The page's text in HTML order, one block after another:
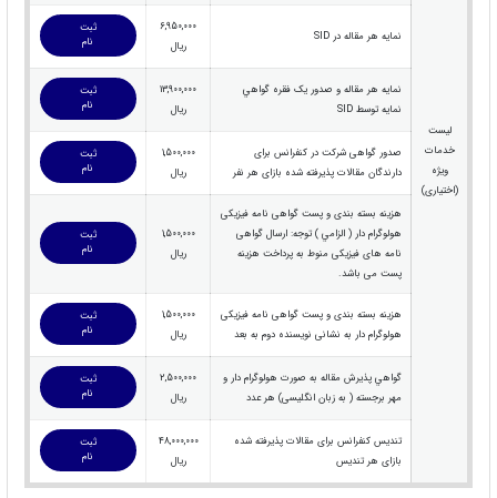
لیست
خدمات
ویژه
(اختیاری)
نمایه هر مقاله در SID
6,950,000
ریال
ثبت
نام
نمايه هر مقاله و صدور یک فقره گواهي
نمايه توسط SID
13,900,000
ریال
ثبت
نام
صدور گواهی شرکت در کنفرانس برای
دارندگان مقالات پذیرفته شده بازای هر نفر
1,500,000
ریال
ثبت
نام
هزینه بسته بندی و پست گواهی نامه فیزیکی
هولوگرام دار ( الزامي ) توجه: ارسال گواهی
نامه های فیزیکی منوط به پرداخت هزینه
پست می باشد.
1,500,000
ریال
ثبت
نام
هزینه بسته بندی و پست گواهی نامه فیزیکی
هولوگرام دار به نشانی نویسنده دوم به بعد
1,500,000
ریال
ثبت
نام
گواهي پذیرش مقاله به صورت هولوگرام دار و
مهر برجسته ( به زبان انگلیسی) هر عدد
2,500,000
ریال
ثبت
نام
تندیس کنفرانس برای مقالات پذیرفته شده
بازای هر تندیس
48,000,000
ریال
ثبت
نام